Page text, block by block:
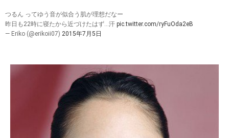
つるん ってゆう音が似合う肌が理想だなー
昨日も22時に寝たから近づけたはず…汗 pic.twitter.com/ryFuOda2eB
— Eriko (@erikoii07) 2015年7月5日